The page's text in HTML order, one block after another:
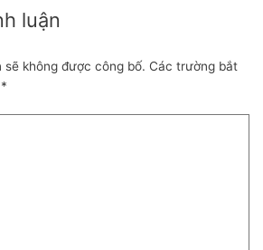
luận
không được công bố. Các trường bắt
*